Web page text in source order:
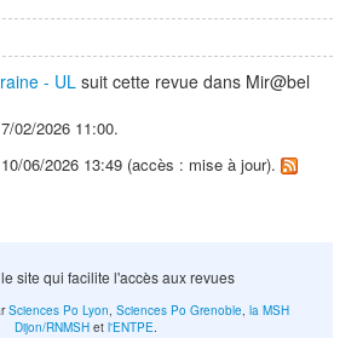
- UL suit cette revue dans Mir@bel
02/2026 11:00.
06/2026 13:49 (accès : mise à jour).
site qui facilite l'accès aux revues
Sciences Po Lyon, Sciences Po Grenoble, la MSH
Dijon/RNMSH et l'ENTPE.